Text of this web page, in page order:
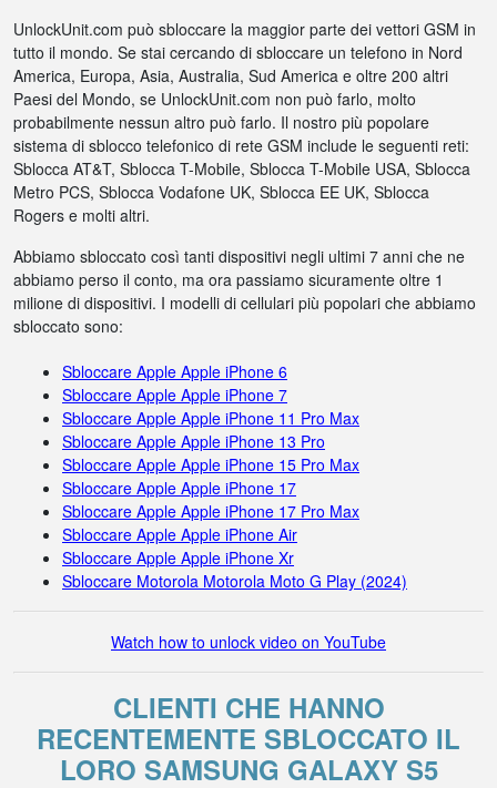
UnlockUnit.com può sbloccare la maggior parte dei vettori GSM in
tutto il mondo. Se stai cercando di sbloccare un telefono in Nord
America, Europa, Asia, Australia, Sud America e oltre 200 altri
Paesi del Mondo, se UnlockUnit.com non può farlo, molto
probabilmente nessun altro può farlo. Il nostro più popolare
sistema di sblocco telefonico di rete GSM include le seguenti reti:
Sblocca AT&T, Sblocca T-Mobile, Sblocca T-Mobile USA, Sblocca
Metro PCS, Sblocca Vodafone UK, Sblocca EE UK, Sblocca
Rogers e molti altri.
Abbiamo sbloccato così tanti dispositivi negli ultimi 7 anni che ne
abbiamo perso il conto, ma ora passiamo sicuramente oltre 1
milione di dispositivi. I modelli di cellulari più popolari che abbiamo
sbloccato sono:
Sbloccare Apple Apple iPhone 6
Sbloccare Apple Apple iPhone 7
Sbloccare Apple Apple iPhone 11 Pro Max
Sbloccare Apple Apple iPhone 13 Pro
Sbloccare Apple Apple iPhone 15 Pro Max
Sbloccare Apple Apple iPhone 17
Sbloccare Apple Apple iPhone 17 Pro Max
Sbloccare Apple Apple iPhone Air
Sbloccare Apple Apple iPhone Xr
Sbloccare Motorola Motorola Moto G Play (2024)
Watch how to unlock video on YouTube
CLIENTI CHE HANNO
RECENTEMENTE SBLOCCATO IL
LORO SAMSUNG GALAXY S5